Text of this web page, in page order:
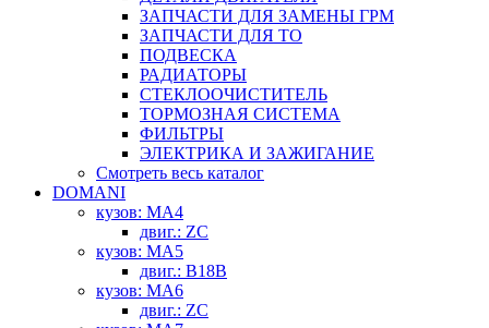
ЗАПЧАСТИ ДЛЯ ЗАМЕНЫ ГРМ
ЗАПЧАСТИ ДЛЯ ТО
ПОДВЕСКА
РАДИАТОРЫ
СТЕКЛООЧИСТИТЕЛЬ
ТОРМОЗНАЯ СИСТЕМА
ФИЛЬТРЫ
ЭЛЕКТРИКА И ЗАЖИГАНИЕ
Смотреть весь каталог
DOMANI
кузов: MA4
двиг.: ZC
кузов: MA5
двиг.: B18B
кузов: MA6
двиг.: ZC